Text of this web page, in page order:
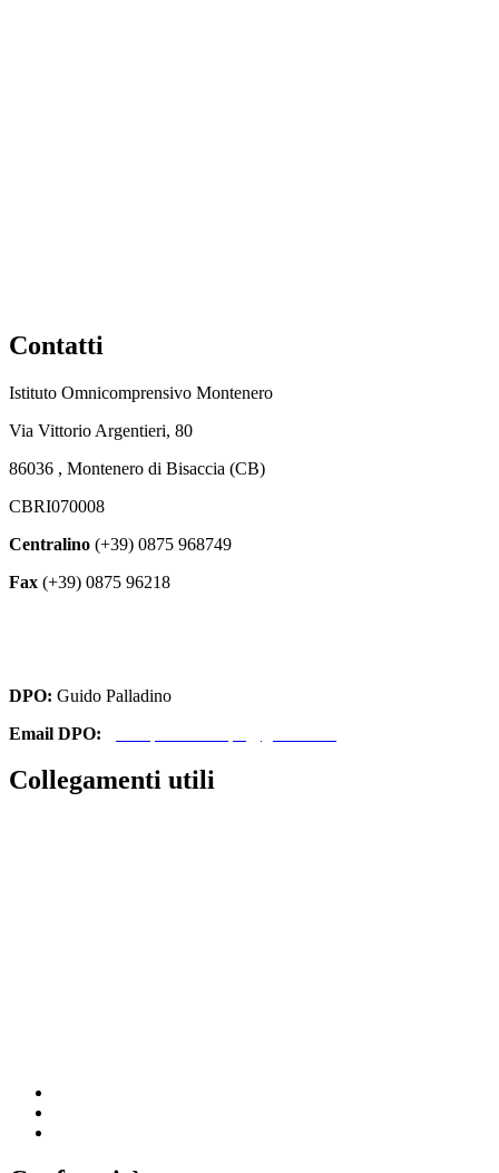
Contatti
Istituto Omnicomprensivo Montenero
Via Vittorio Argentieri, 80
86036 , Montenero di Bisaccia (CB)
CBRI070008
Centralino (+39) 0875 968749
Fax (+39) 0875 96218
DPO: Guido Palladino
Email DPO:
Collegamenti utili